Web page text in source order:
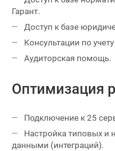
Гарант.
Доступ к базе
Консультации по
Аудиторская помощь.
Оптимизация
Подключение к 25
Настройка типовых и
данными (интеграций).